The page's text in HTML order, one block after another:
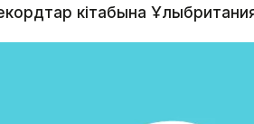
кітабына